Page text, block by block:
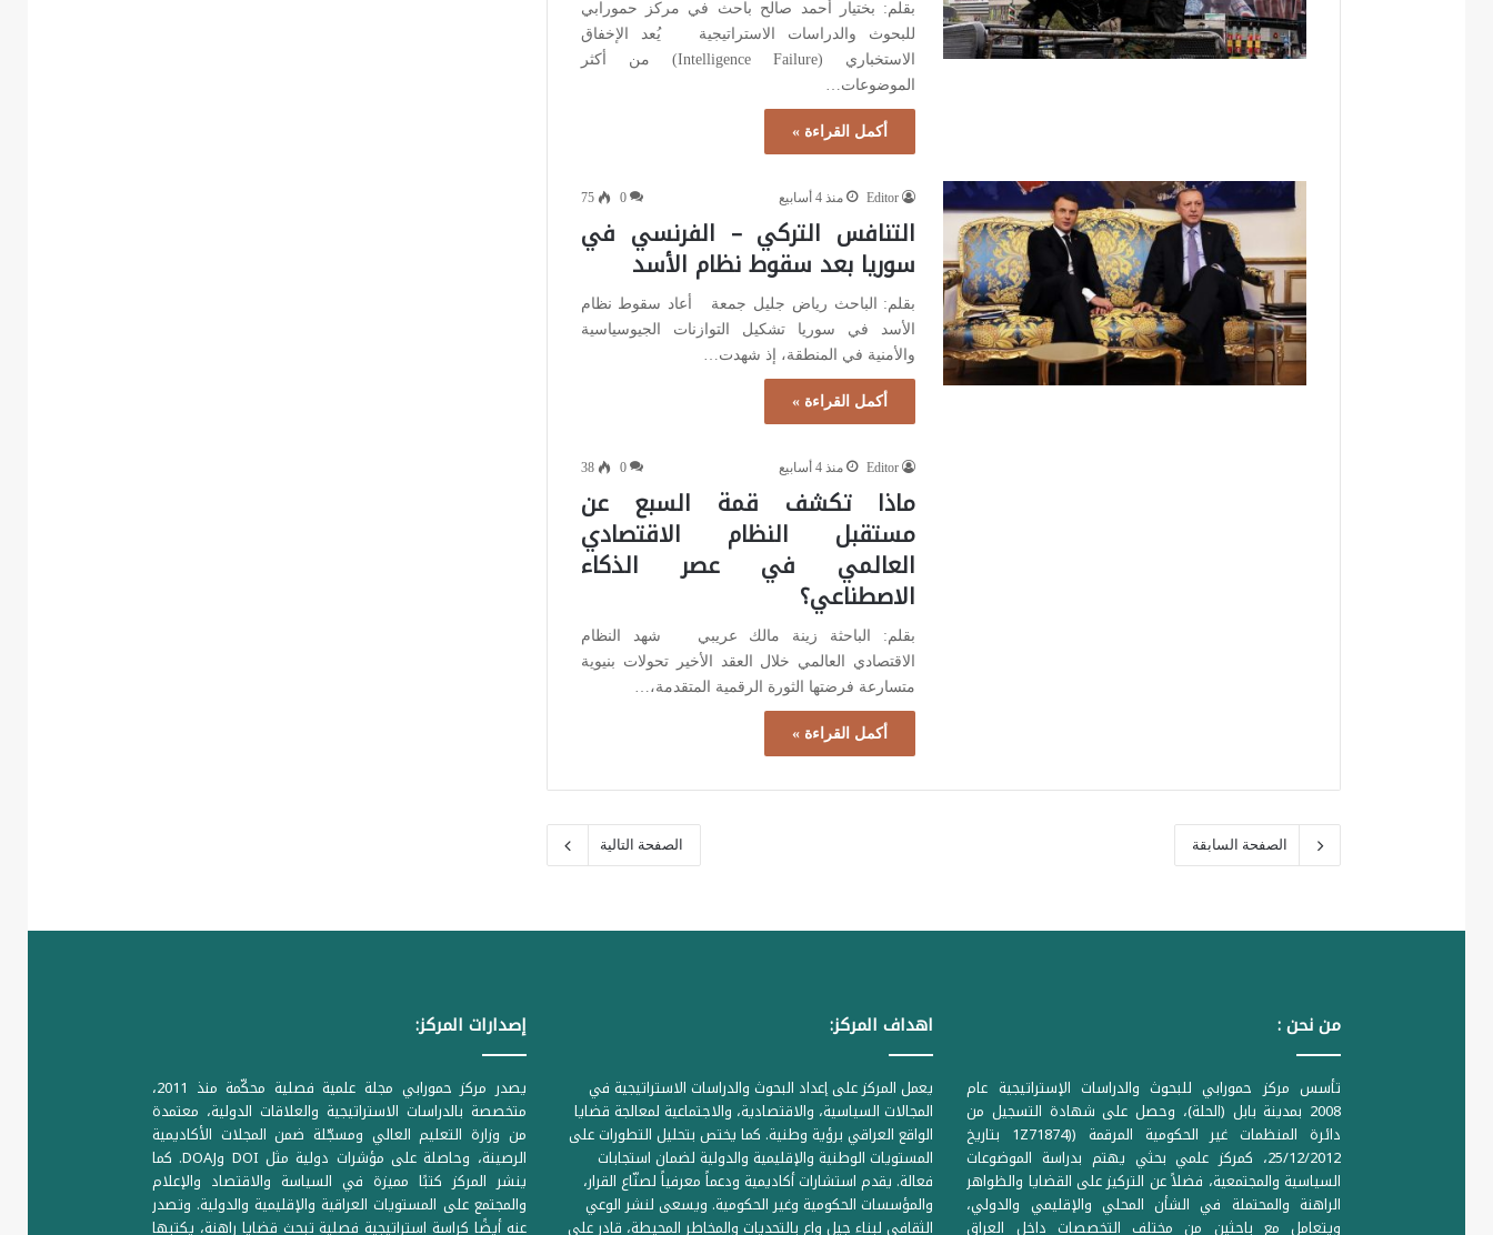
بقلم: بختيار أحمد صالح باحث في مركز حمورابي
للبحوث والدراسات الاستراتيجية يُعد الإخفاق
الاستخباري (Intelligence Failure) من أكثر
الموضوعات…
أكمل القراءة »
Editor منذ 4 أسابيع 0
75
التنافس التركي – الفرنسي في
سوريا بعد سقوط نظام الأسد
بقلم: الباحث رياض جليل جمعة أعاد سقوط نظام
الأسد في سوريا تشكيل التوازنات الجيوسياسية
والأمنية في المنطقة، إذ شهدت…
أكمل القراءة »
Editor منذ 4 أسابيع 0
38
ماذا تكشف قمة السبع عن
مستقبل النظام الاقتصادي
العالمي في عصر الذكاء
الاصطناعي؟
بقلم: الباحثة زينة مالك عريبي ​شهد النظام
الاقتصادي العالمي خلال العقد الأخير تحولات بنيوية
متسارعة فرضتها الثورة الرقمية المتقدمة،…
أكمل القراءة »
الصفحة السابقة الصفحة التالية
من نحن :
تأسس مركز حمورابي للبحوث والدراسات الإستراتيجية عام
2008 بمدينة بابل (الحلة)، وحصل على شهادة التسجيل من
دائرة المنظمات غير الحكومية المرقمة ((1Z71874 بتاريخ
25/12/2012، كمركز علمي بحثي يهتم بدراسة الموضوعات
السياسية والمجتمعية، فضلاً عن التركيز على القضايا والظواهر
الراهنة والمحتملة في الشأن المحلي والإقليمي والدولي،
ويتعامل مع باحثين من مختلف التخصصات داخل العراق
اهداف المركز:
يعمل المركز على إعداد البحوث والدراسات الاستراتيجية في
المجالات السياسية، والاقتصادية، والاجتماعية لمعالجة قضايا
الواقع العراقي برؤية وطنية. كما يختص بتحليل التطورات على
المستويات الوطنية والإقليمية والدولية لضمان استجابات
فعالة. يقدم استشارات أكاديمية ودعماً معرفياً لصنّاع القرار،
والمؤسسات الحكومية وغير الحكومية. ويسعى لنشر الوعي
الثقافي لبناء جيل واعٍ بالتحديات والمخاطر المحيطة، قادر على
إصدارات المركز:
يصدر مركز حمورابي مجلة علمية فصلية محكّمة منذ 2011،
متخصصة بالدراسات الاستراتيجية والعلاقات الدولية، معتمدة
من وزارة التعليم العالي ومسجّلة ضمن المجلات الأكاديمية
الرصينة، وحاصلة على مؤشرات دولية مثل DOI وDOAJ. كما
ينشر المركز كتبًا مميزة في السياسة والاقتصاد والإعلام
والمجتمع على المستويات العراقية والإقليمية والدولية. وتصدر
عنه أيضًا كراسة استراتيجية فصلية تبحث قضايا راهنة، يكتبها